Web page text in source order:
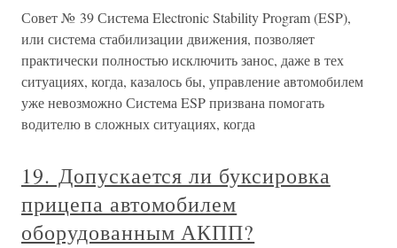
Совет № 39 Система Electronic Stability Program (ESP),
или система стабилизации движения, позволяет
практически полностью исключить занос, даже в тех
ситуациях, когда, казалось бы, управление автомобилем
уже невозможно Система ESP призвана помогать
водителю в сложных ситуациях, когда
19. Допускается ли буксировка
прицепа автомобилем
оборудованным АКПП?